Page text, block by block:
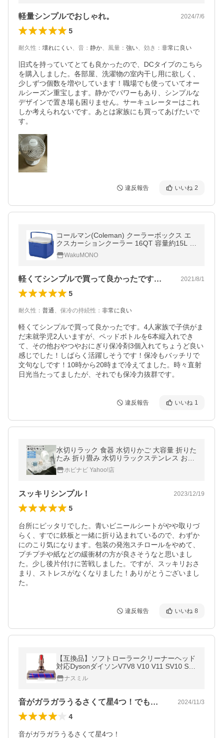
軽量シンプルでおしゃれ。 2024/7/6
5
耐久性 ： 壊れにくい、 音 ： 静か、 風量 ： 強い、 効き ： 非常に良い
旧式を持っていてとても良かったので、DCタイプのこちら
を購入しました。各部屋、洗濯物の室内干し用に欲しく、
少しずつ個数を増やしています！職場でも使っていてオー
ルシーズン重宝します。静かでパワーもあり、シンプルな
デザインで置き場も困りません。サーキュレーターはこれ
しか考えられないです。あとは家族にも買ってあげたいで
す。
違反報告 いいね 2
コールマン(Coleman) クーラーボックス エ
クスカーションクーラー 16QT 容量約15L ブ
ルー/ホワイト 2000027859
WakuMONO
軽くてシンプルで買って良かったです。4… 2021/8/1
5
耐久性 ： 普通、 保冷の持続性 ： 非常に良い
軽くてシンプルで買って良かったです。4人家族で子供がま
だ未就学児2人いますが、ペッドボトルを6本縦入れでき
て、その他おやつやおにぎり保冷剤3個入れてちょうど良い
感じでした！しばらく活躍しそうです！保冷もバッチリで
文句なしです！10時から20時まで冷えてました。時々直射
日光当たってましたが、それでも保冷力抜群です。
違反報告 いいね 1
水切りラック 食器 水切りかご 大容量 折りた
たみ 折り畳み 水切りラックステンレス おし
ゃれ シンク キッチン コンパクト 収納 幅 滑
り止め 一人暮らし 新生活
ホビナビ Yahoo!店
スッキリシンプル！ 2023/12/19
5
台所にピッタリでした。青いビニールシートがやや取りづ
らく、すでに鉄板と一緒に折り込まれているので、わずか
にのこり気になります。包装の発泡スチロールをやめて、
プチプチや紙などの緩衝材の方が良さそうなと思いまし
た。少し後片付けに苦戦しました。ですが、スッキリおさ
まり、ストレスがなくなりました！ありがとうございまし
た。
違反報告 いいね 8
【互換品】ソフトローラークリーナーヘッド
対応DysonダイソンV7V8 V10 V11 SV10 SV1
1，部品モーターヘッドソフトヘッドフロア
ヘッド
ナスミル
音がガラガラうるさくて星4つ！でもライ… 2024/11/3
4
音がガラガラうるさくて星4つ！